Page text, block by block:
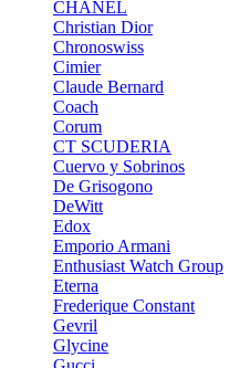
CHANEL
Christian Dior
Chronoswiss
Cimier
Claude Bernard
Coach
Corum
CT SCUDERIA
Cuervo y Sobrinos
De Grisogono
DeWitt
Edox
Emporio Armani
Enthusiast Watch Group
Eterna
Frederique Constant
Gevril
Glycine